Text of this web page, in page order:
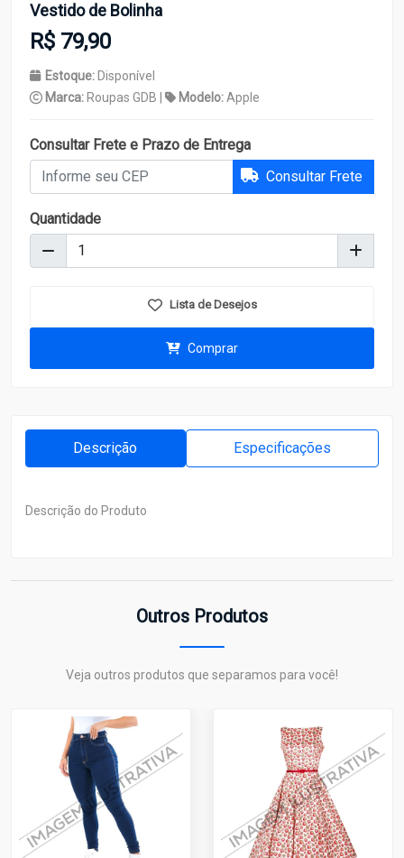
Vestido de Bolinha
R$ 79,90
Estoque: Disponível
Marca: Roupas GDB | Modelo:Apple
Consultar Frete e Prazo de Entrega
Consultar Frete
Quantidade
Lista de Desejos
Comprar
Descrição Especificações
Descrição do Produto
Outros Produtos
Veja outros produtos que separamos para você!